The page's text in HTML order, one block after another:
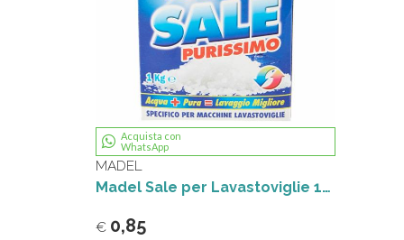
Acquista con
WhatsApp
MADEL
Madel Sale per Lavastoviglie 1Kg
€ 0,85